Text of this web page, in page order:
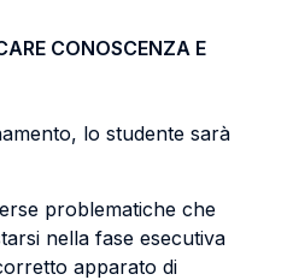
CONOSCENZA E
lo studente sarà
problematiche che
nella fase esecutiva
apparato di